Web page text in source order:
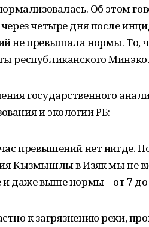
Об этом
четыре дня после
не превышала нормы. То,
республиканского
государственного
и экологии РБ:
превышений нет нигде.
Кызмышлы в Изяк мы не
даже выше нормы – от 7 до
к загрязнению реки,